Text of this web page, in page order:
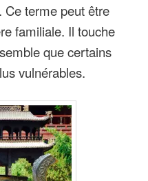
Ce terme peut être
familiale. Il touche
que certains
vulnérables.